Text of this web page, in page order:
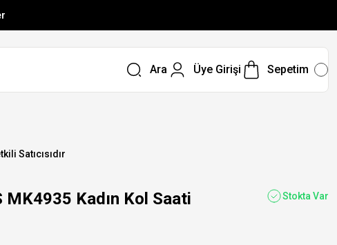
Ara Üye Girişi Sepetim
Satıcısıdır
MK4935 Kadın Kol Saati Stokta Var